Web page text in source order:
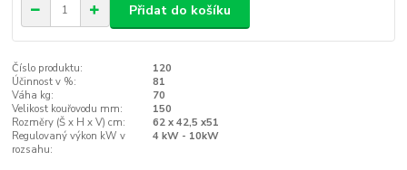
Přidat do košíku
Číslo produktu:
120
Účinnost v %:
81
Váha kg:
70
Velikost kouřovodu mm:
150
Rozměry (Š x H x V) cm:
62 x 42,5 x51
Regulovaný výkon kW v
rozsahu:
4 kW - 10kW